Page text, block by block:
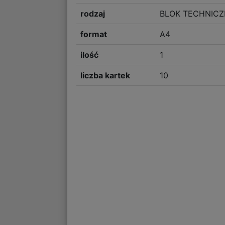
rodzaj BLOK
format A4
ilość 1
liczba kartek 10